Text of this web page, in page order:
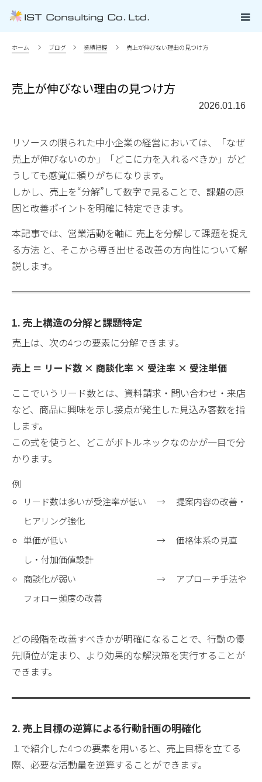
ホーム ブログ 業績把握 売上が伸びない理由の見つけ方
売上が伸びない理由の見つけ方
2026.01.16
リソースの限られた中小企業の経営においては、「なぜ
売上が伸びないのか」「どこに力を入れるべきか」がど
うしても感覚に頼りがちになります。
しかし、売上を“分解”して数字で見ることで、課題の原
因と改善ポイントを明確に特定できます。
本記事では、営業活動を軸に 売上を分解して課題を捉え
る方法 と、そこから導き出せる改善の方向性について解
説します。
1. 売上構造の分解と課題特定
売上は、次の4つの要素に分解できます。
売上 ＝ リード数 × 商談化率 × 受注率 × 受注単価
ここでいうリード数とは、資料請求・問い合わせ・来店
など、商品に興味を示し接点が発生した見込み客数を指
します。
この式を使うと、どこがボトルネックなのかが一目で分
かります。
例
リード数は多いが受注率が低い → 提案内容の改善・
ヒアリング強化
単価が低い → 価格体系の見直
し・付加価値設計
商談化が弱い → アプローチ手法や
フォロー頻度の改善
どの段階を改善すべきかが明確になることで、行動の優
先順位が定まり、より効果的な解決策を実行することが
できます。
2. 売上目標の逆算による行動計画の明確化
１で紹介した4つの要素を用いると、売上目標を立てる
際、必要な活動量を逆算することができます。